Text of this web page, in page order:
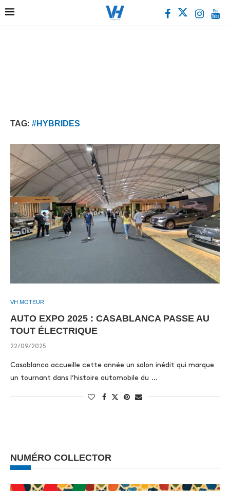
TAG: #HYBRIDES
VH MOTEUR
AUTO EXPO 2025 : CASABLANCA PASSE AU
TOUT ÉLECTRIQUE
22/09/2025
Casablanca accueille cette année un salon inédit qui marque
un tournant dans l’histoire automobile du …
NUMÉRO COLLECTOR